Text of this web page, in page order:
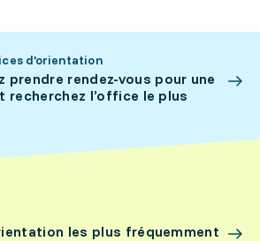
d’orientation
prendre rendez-vous pour une
recherchez l’office le plus
les plus fréquemment